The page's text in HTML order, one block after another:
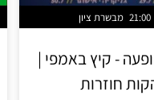
מבשרת ציון 21:00
- קיץ באמפי |
חוזרות